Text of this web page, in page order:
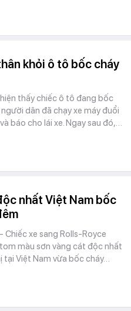
khỏi ô tô bốc cháy
thấy chiếc ô tô đang bốc
người dân đã chạy xe máy đuổi
báo cho lái xe. Ngay sau đó,…
nhất Việt Nam bốc
Chiếc xe sang Rolls-Royce
màu sơn vàng cát độc nhất
tại Việt Nam vừa bốc cháy…